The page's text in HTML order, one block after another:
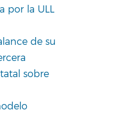
por la ULL
de su
sobre